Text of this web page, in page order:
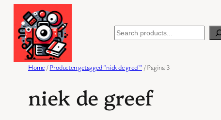
naar
inhoud
Search
Home /Producten getagged “niek de greef” / Pagina 3
niek de greef